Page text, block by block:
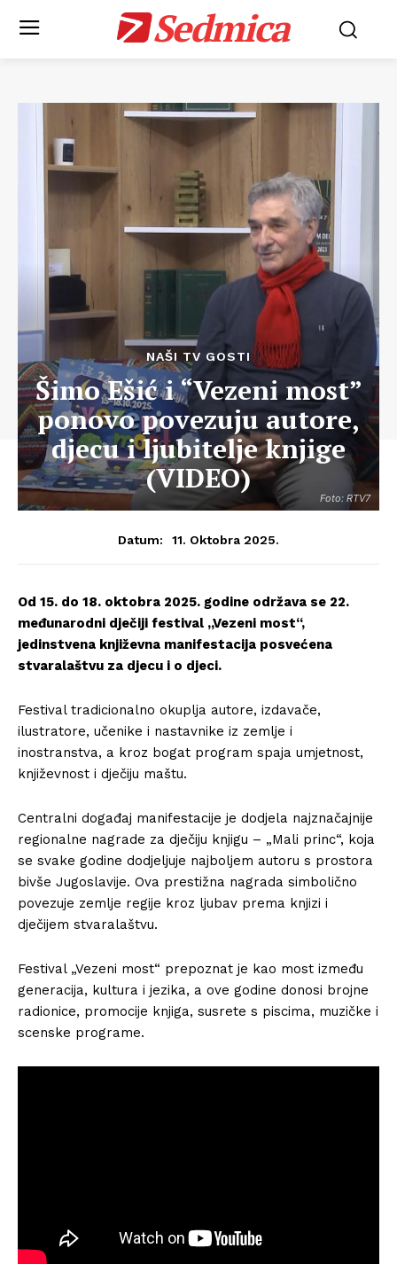
Sedmica
Foto: RTV7
NAŠI TV GOSTI
Šimo Ešić i “Vezeni most”
ponovo povezuju autore,
djecu i ljubitelje knjige
(VIDEO)
Datum: 11. Oktobra 2025.
Od 15. do 18. oktobra 2025. godine održava se 22.
međunarodni dječiji festival „Vezeni most“,
jedinstvena književna manifestacija posvećena
stvaralaštvu za djecu i o djeci.
Festival tradicionalno okuplja autore, izdavače,
ilustratore, učenike i nastavnike iz zemlje i
inostranstva, a kroz bogat program spaja umjetnost,
književnost i dječiju maštu.
Centralni događaj manifestacije je dodjela najznačajnije
regionalne nagrade za dječiju knjigu – „Mali princ“, koja
se svake godine dodjeljuje najboljem autoru s prostora
bivše Jugoslavije. Ova prestižna nagrada simbolično
povezuje zemlje regije kroz ljubav prema knjizi i
dječijem stvaralaštvu.
Festival „Vezeni most“ prepoznat je kao most između
generacija, kultura i jezika, a ove godine donosi brojne
radionice, promocije knjiga, susrete s piscima, muzičke i
scenske programe.